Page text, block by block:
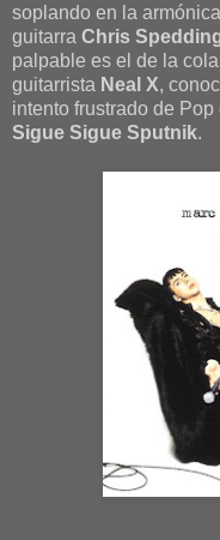
soplando en la
guitarra Chris
palpable es el de la
guitarrista Neal X,
intento frustrado de
Sigue Sigue Sputnik.